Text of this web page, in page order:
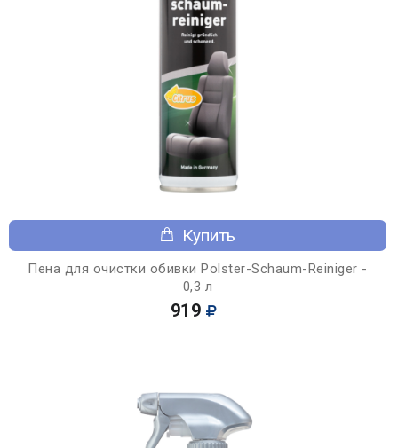
Купить
Пена для очистки обивки Polster-Schaum-Reiniger -
0,3 л
919